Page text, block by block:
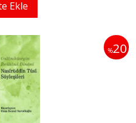
Ekle
%20